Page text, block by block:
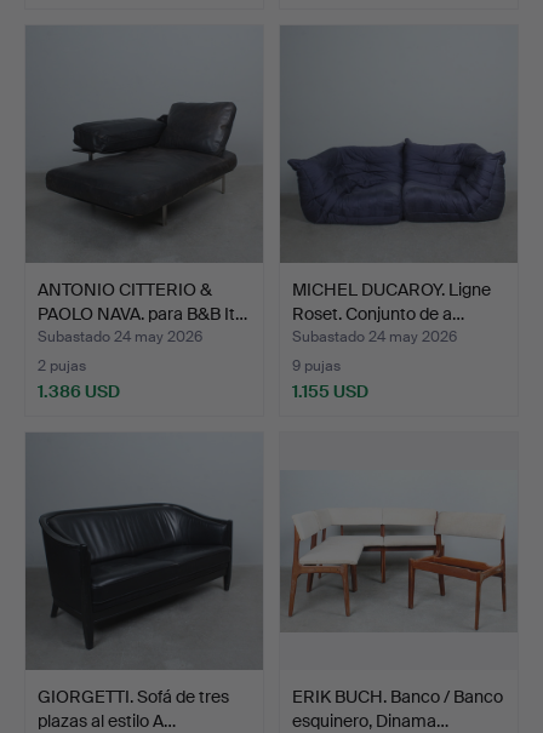
ANTONIO CITTERIO &
PAOLO NAVA. para B&B It…
Subastado 24 may 2026
2 pujas
1.386 USD
MICHEL DUCAROY. Ligne
Roset. Conjunto de a…
Subastado 24 may 2026
9 pujas
1.155 USD
GIORGETTI. Sofá de tres
plazas al estilo A…
ERIK BUCH. Banco / Banco
esquinero, Dinama…